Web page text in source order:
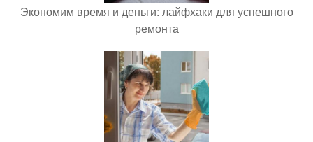
Экономим время и деньги: лайфхаки для успешного
ремонта